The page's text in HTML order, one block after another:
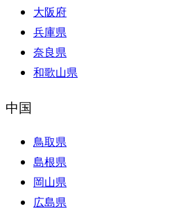
大阪府
兵庫県
奈良県
和歌山県
中国
鳥取県
島根県
岡山県
広島県